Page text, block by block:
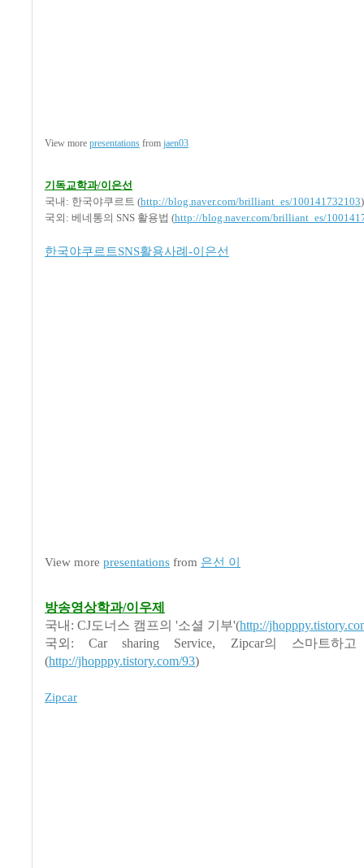
View more presentations from jaen03
기독교학과/이은선
국내: 한국야쿠르트 (http://blog.naver.com/brilliant_es/100141732103)
국외: 베네통의 SNS 활용법 (http://blog.naver.com/brilliant_es/
한국야쿠르트SNS활용사례-이은선
View more presentations from 은선 이
방송영상학과/이우제
국내: CJ도너스 캠프의 '소셜 기부'(http://
국외: Car sharing Service, Zipcar의 스마트하
(http://jhopppy.tistory.com/93)
Zipcar